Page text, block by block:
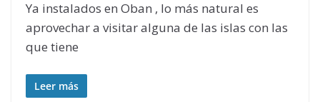
Ya instalados en Oban , lo más natural es
aprovechar a visitar alguna de las islas con las
que tiene
Leer más